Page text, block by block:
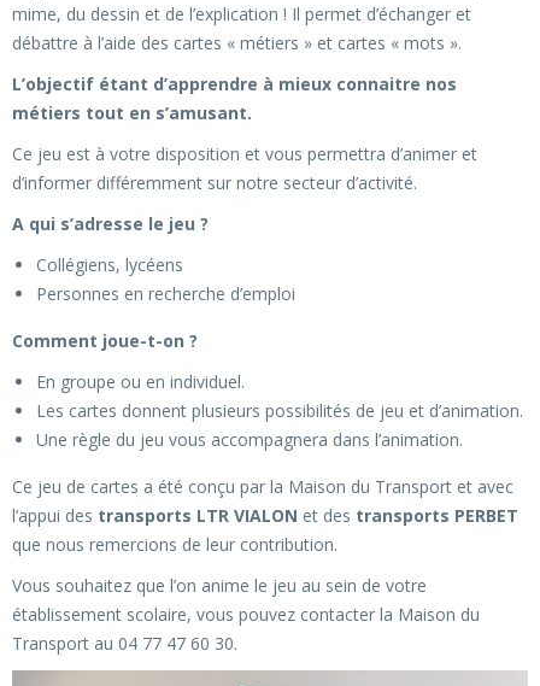
mime, du dessin et de l’explication ! Il permet d’échanger et
débattre à l’aide des cartes « métiers » et cartes « mots ».
L’objectif étant d’apprendre à mieux connaitre nos
métiers tout en s’amusant.
Ce jeu est à votre disposition et vous permettra d’animer et
d’informer différemment sur notre secteur d’activité.
A qui s’adresse le jeu ?
Collégiens, lycéens
Personnes en recherche d’emploi
Comment joue-t-on ?
En groupe ou en individuel.
Les cartes donnent plusieurs possibilités de jeu et d’animation.
Une règle du jeu vous accompagnera dans l’animation.
Ce jeu de cartes a été conçu par la Maison du Transport et avec
l’appui des transports LTR VIALON et des transports PERBET
que nous remercions de leur contribution.
Vous souhaitez que l’on anime le jeu au sein de votre
établissement scolaire, vous pouvez contacter la Maison du
Transport au 04 77 47 60 30.